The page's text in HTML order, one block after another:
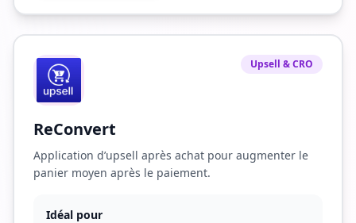
Upsell & CRO
ReConvert
Application d’upsell après achat pour augmenter le
panier moyen après le paiement.
Idéal pour